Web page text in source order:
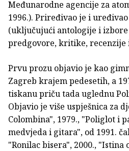
Međunarodne agencije za
1996.). Priređivao je i
(uključujući antologije i
predgovore, kritike, recenzije
Prvu prozu objavio je kao
Zagreb krajem pedesetih, a
tiskanu priču tada uglednu
Objavio je više uspješnica za
Colombina", 1979., "Poliglot i
medvjeda i gitara", od 1991.
"Ronilac bisera", 2000., "Istina